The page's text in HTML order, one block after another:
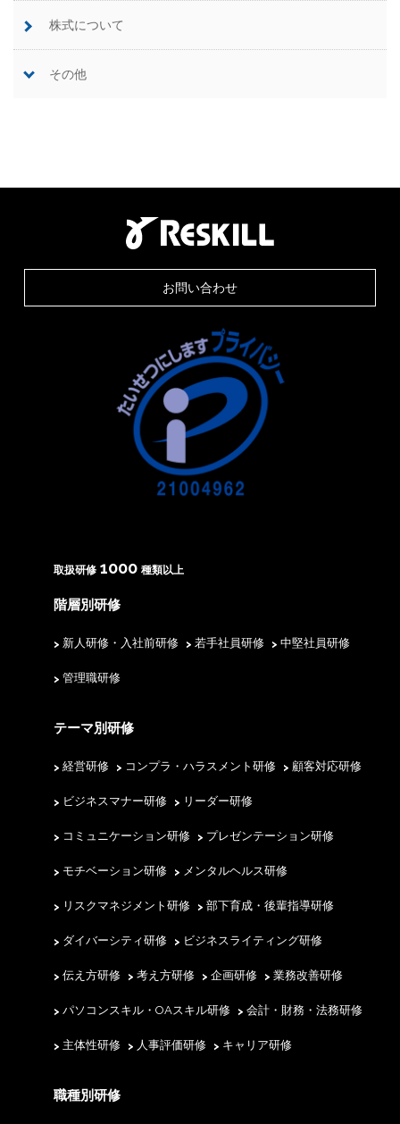
株式について
その他
お問い合わせ
取扱研修 1000 種類以上
階層別研修
新人研修・入社前研修 若手社員研修 中堅社員研修
管理職研修
テーマ別研修
経営研修 コンプラ・ハラスメント研修 顧客対応研修
ビジネスマナー研修 リーダー研修
コミュニケーション研修 プレゼンテーション研修
モチベーション研修 メンタルヘルス研修
リスクマネジメント研修 部下育成・後輩指導研修
ダイバーシティ研修 ビジネスライティング研修
伝え方研修 考え方研修 企画研修 業務改善研修
パソコンスキル・OAスキル研修 会計・財務・法務研修
主体性研修 人事評価研修 キャリア研修
職種別研修